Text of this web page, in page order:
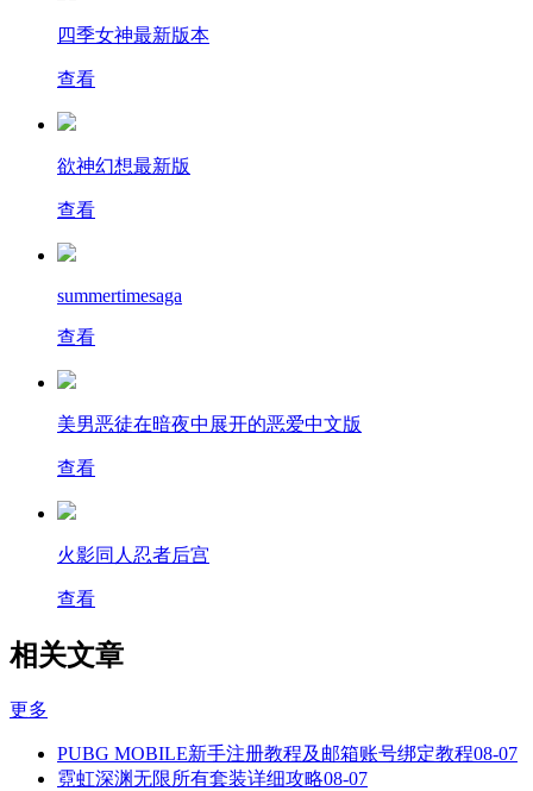
四季女神最新版本
查看
欲神幻想最新版
查看
summertimesaga
查看
美男恶徒在暗夜中展开的恶爱中文版
查看
火影同人忍者后宫
查看
相关文章
更多
PUBG MOBILE新手注册教程及邮箱账号绑定教程08-07
霓虹深渊无限所有套装详细攻略08-07